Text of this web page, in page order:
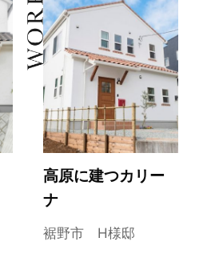
高原に建つカリー
ナ
裾野市 H様邸